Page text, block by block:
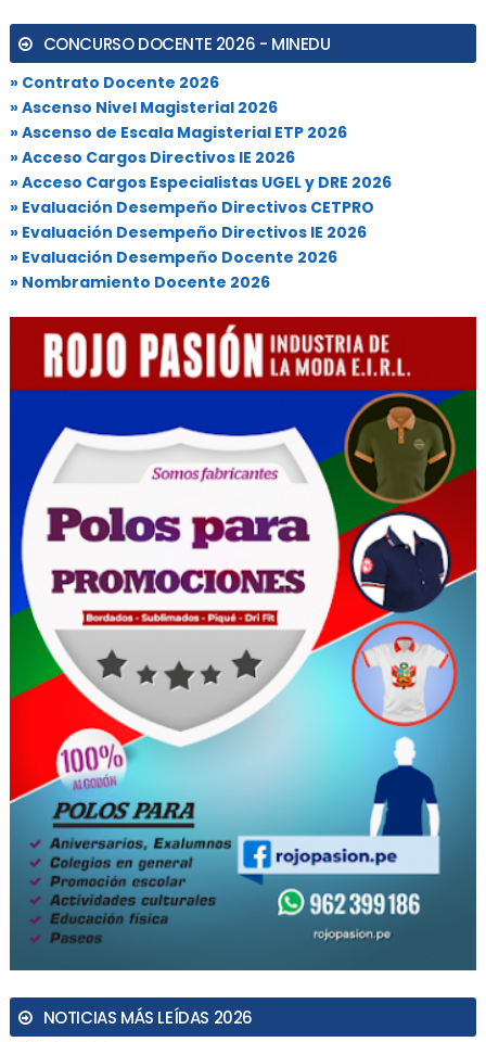
CONCURSO DOCENTE 2026 - MINEDU
» Contrato Docente 2026
» Ascenso Nivel Magisterial 2026
» Ascenso de Escala Magisterial ETP 2026
» Acceso Cargos Directivos IE 2026
» Acceso Cargos Especialistas UGEL y DRE 2026
» Evaluación Desempeño Directivos CETPRO
» Evaluación Desempeño Directivos IE 2026
» Evaluación Desempeño Docente 2026
» Nombramiento Docente 2026
NOTICIAS MÁS LEÍDAS 2026